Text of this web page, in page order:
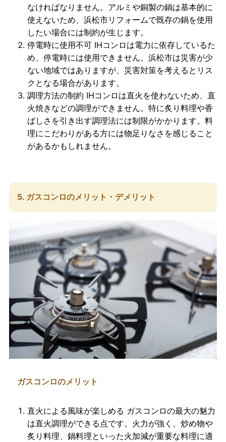
なければなりません。アルミや銅製の鍋は基本的に
使えないため、浜松市リフォームで既存の鍋を使用
したい場合には制約が生じます。
停電時に使用不可IHコンロは電力に依存しているた
め、停電時には使用できません。浜松市は災害が少
ない地域ではありますが、災害対策を考えるとリス
クとなる場合があります。
調理方法の制約 IHコンロは直火を使わないため、直
火焼きなどの調理ができません。特に炙り料理や香
ばしさを引き出す調理法には制限がかかります。料
理にこだわりがある方には物足りなさを感じること
があるかもしれません。
5. ガスコンロのメリット・デメリット
ガスコンロのメリット
直火による風味が楽しめる ガスコンロの最大の魅力
は直火調理ができる点です。火力が強く、炒め物や
炙り料理、鍋料理といった火加減が重要な料理に適